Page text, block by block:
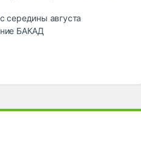
середины августа
БАКАД